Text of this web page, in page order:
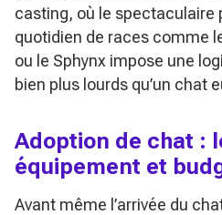
casting, où le spectaculaire
quotidien de races comme
ou le Sphynx impose une
bien plus lourds qu’un chat
Adoption de chat :
équipement et
Avant même l’arrivée du